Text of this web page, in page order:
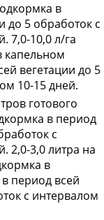
в
до 5 обработок с
7,0-10,0 л/га
капельном
вегетации до 5
10-15 дней.
готового
в период
с
2,0-3,0 литра на
в
период всей
с интервалом